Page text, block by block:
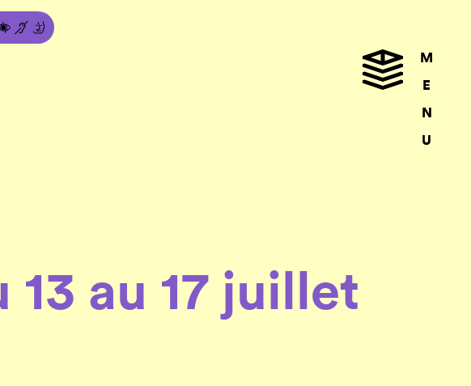
M
E
N
U
au 17 juillet